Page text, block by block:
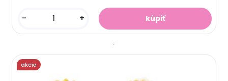
- +
akcie